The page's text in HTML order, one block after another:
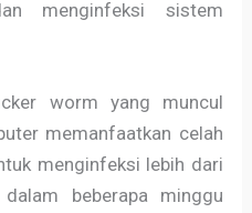
menginfeksi sistem
worm yang muncul
memanfaatkan celah
menginfeksi lebih dari
beberapa minggu